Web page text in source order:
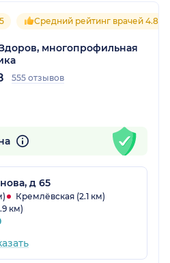
Средний рейтинг врачей 4.8
многопрофильная
555 отзывов
д 65
Кремлёвская (2.1 км)
км)